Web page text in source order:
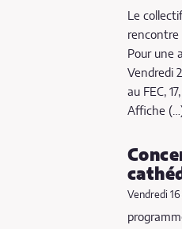
Le
rencontre
Pour une
Vendredi
au FEC,
Affiche
Vendredi